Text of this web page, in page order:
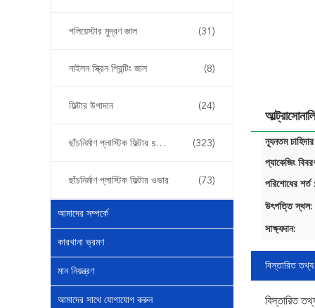
পলিয়েস্টার মুদ্রণ জাল (31)
নাইলন স্ক্রিন প্রিন্টিং জাল (8)
ফিল্টার উপাদান (24)
ছাঁচনির্মাণ প্লাস্টিক ফিল্টার sertোকান (323)
ছাঁচনির্মাণ প্লাস্টিক ফিল্টার ওভার (73)
আমাদের সম্পর্কে
কারখানা ভ্রমণ
মান নিয়ন্ত্রণ
আমাদের সাথে যোগাযোগ করুন
ন্যূনতম
প্যাকেজিং
পরিশোধের শর্ত :
উৎপত্তি স্থল:
সাক্ষ্যদান:
বিস্তারিত তথ্য
বিস্তারিত